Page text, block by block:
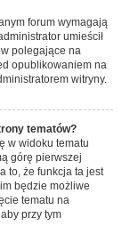
forum wymagają
umieścił
polegające na
opublikowaniem na
witryny.
tematów?
w widoku tematu
górę pierwszej
to, że funkcja ta jest
będzie możliwe
tematu na
przy tym